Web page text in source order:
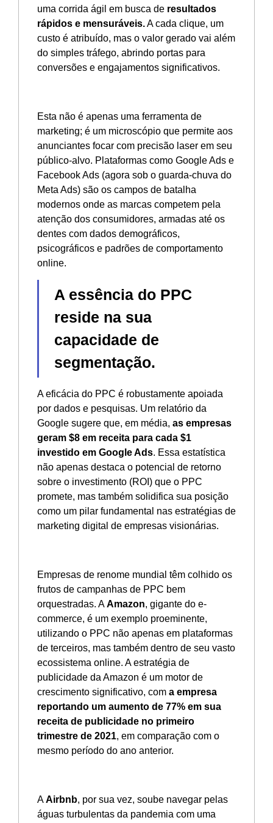
uma corrida ágil em busca de resultados
rápidos e mensuráveis.A cada clique, um
custo é atribuído, mas o valor gerado vai além
do simples tráfego, abrindo portas para
conversões e engajamentos significativos.
Esta não é apenas uma ferramenta de
marketing; é um microscópio que permite aos
anunciantes focar com precisão laser em seu
público-alvo. Plataformas como Google Ads e
Facebook Ads (agora sob o guarda-chuva do
Meta Ads) são os campos de batalha
modernos onde as marcas competem pela
atenção dos consumidores, armadas até os
dentes com dados demográficos,
psicográficos e padrões de comportamento
online.
A essência do PPC
reside na sua
capacidade de
segmentação.
A eficácia do PPC é robustamente apoiada
por dados e pesquisas. Um relatório da
Google sugere que, em média, as empresas
geram $8 em receita para cada $1
investido em Google Ads. Essa estatística
não apenas destaca o potencial de retorno
sobre o investimento (ROI) que o PPC
promete, mas também solidifica sua posição
como um pilar fundamental nas estratégias de
marketing digital de empresas visionárias.
Empresas de renome mundial têm colhido os
frutos de campanhas de PPC bem
orquestradas. AAmazon, gigante do e-
commerce, é um exemplo proeminente,
utilizando o PPC não apenas em plataformas
de terceiros, mas também dentro de seu vasto
ecossistema online. A estratégia de
publicidade da Amazon é um motor de
crescimento significativo, com a empresa
reportando um aumento de 77% em sua
receita de publicidade no primeiro
trimestre de 2021, em comparação com o
mesmo período do ano anterior.
AAirbnb, por sua vez, soube navegar pelas
águas turbulentas da pandemia com uma